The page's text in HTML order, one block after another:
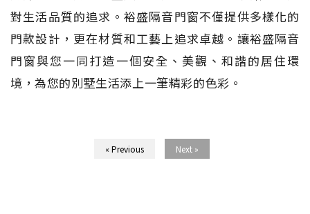
對生活品質的追求。裕盛隔音門窗不僅提供多樣化的
門款設計，更在材質和工藝上追求卓越。讓裕盛隔音
門窗與您一同打造一個安全、美觀、和諧的居住環
境，為您的別墅生活添上一筆精彩的色彩。
« Previous Next »